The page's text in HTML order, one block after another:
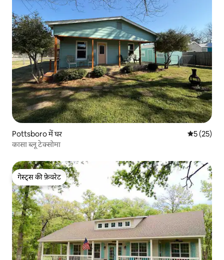
Pottsboro में घर औसत रेटिंग
5 (25)
कासा ब्लू टेक्सोमा
गेस्ट्स की फ़ेवरेट
गेस्ट्स की फ़ेवरेट